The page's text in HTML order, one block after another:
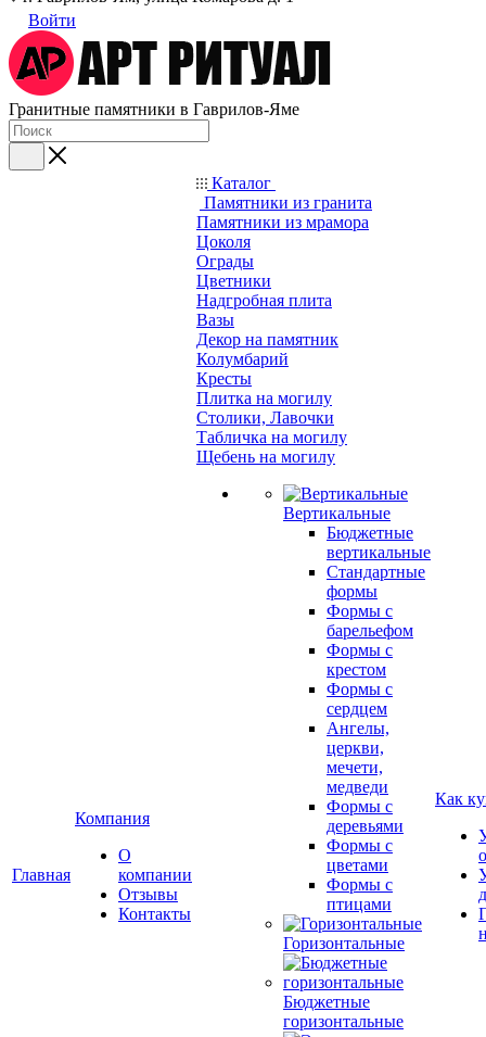
Войти
Гранитные памятники в Гаврилов-Яме
Главная
Компания
О
компании
Отзывы
Контакты
Каталог
Памятники из гранита
Памятники из мрамора
Цоколя
Ограды
Цветники
Надгробная плита
Вазы
Декор на памятник
Колумбарий
Кресты
Плитка на могилу
Столики, Лавочки
Табличка на могилу
Щебень на могилу
Вертикальные
Бюджетные
вертикальные
Стандартные
формы
Формы с
барельефом
Формы с
крестом
Формы с
сердцем
Ангелы,
церкви,
мечети,
медведи
Формы с
деревьями
Формы с
цветами
Формы с
птицами
Горизонтальные
Бюджетные
горизонтальные
Как